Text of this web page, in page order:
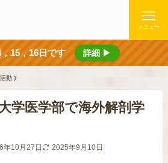
メニュー
15，16日です 詳細 ▶
動
学医学部で海外解剖学
年10月27日 2025年9月10日